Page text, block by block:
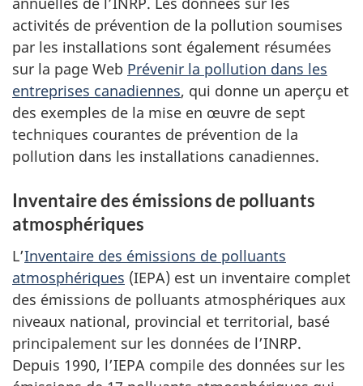
activités de prévention de la pollution soumises
par les installations sont également résumées
sur la page Web Prévenir la pollution dans les
entreprises canadiennes, qui donne un aperçu et
des exemples de la mise en œuvre de sept
techniques courantes de prévention de la
pollution dans les installations canadiennes.
Inventaire des émissions de polluants
atmosphériques
L’Inventaire des émissions de polluants
atmosphériques (IEPA) est un inventaire complet
des émissions de polluants atmosphériques aux
niveaux national, provincial et territorial, basé
principalement sur les données de l’INRP.
Depuis 1990, l’IEPA compile des données sur les